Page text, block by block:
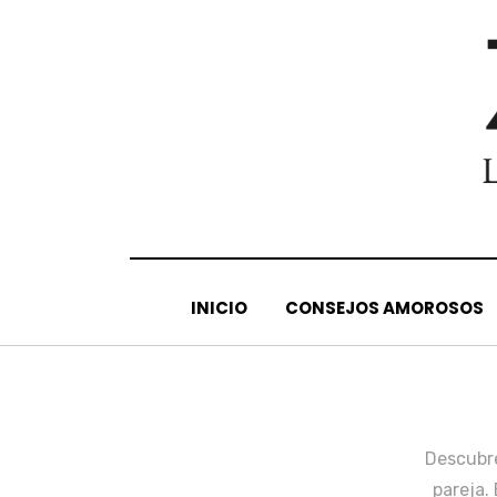
INICIO CONSEJOS AMOROSOS
pareja.